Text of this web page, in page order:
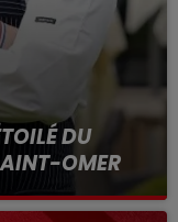
DU
OMER